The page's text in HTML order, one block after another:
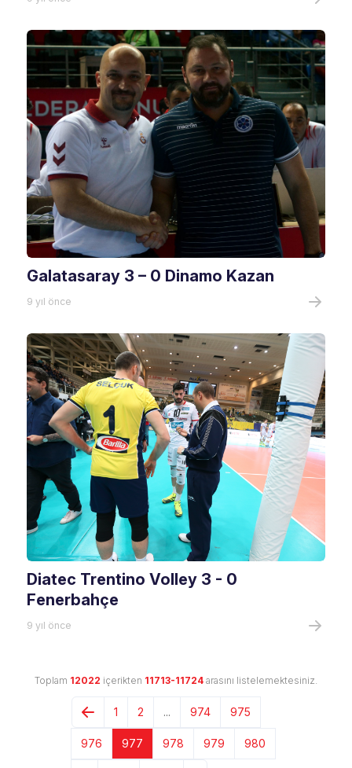
Galatasaray 3 – 0 Dinamo Kazan
9 yıl önce
Diatec Trentino Volley 3 - 0
Fenerbahçe
9 yıl önce
Toplam 12022 içerikten 11713-11724 arasını listelemektesiniz.
1 2 ... 974 975
976 977 978 979 980